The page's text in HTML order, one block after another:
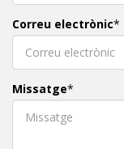
Correu electrònic*
Missatge*